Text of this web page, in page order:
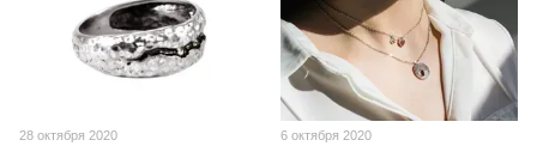
28 октября 2020 6 октября 2020